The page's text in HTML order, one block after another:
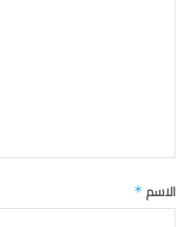
الاسم *